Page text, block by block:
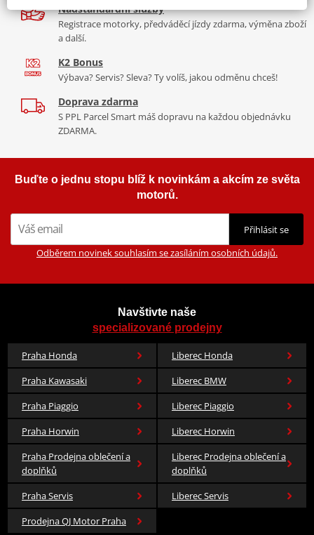
Cena za pár včetně montážní sady.
Nadstandardní služby
Registrace motorky, předváděcí jízdy zdarma, výměna zboží
a další.
K2 Bonus
Výbava? Servis? Sleva? Ty volíš, jakou odměnu chceš!
Doprava zdarma
S PPL Parcel Smart máš dopravu na každou objednávku
ZDARMA.
Buďte o jednu stopu blíž k novinkám a akcím ze světa
motorů.
Přihlásit se
Odběrem novinek souhlasím se zasíláním osobních údajů.
Navštivte naše
specializované prodejny
Praha Honda
Liberec Honda
Praha Kawasaki
Liberec BMW
Praha Piaggio
Liberec Piaggio
Praha Horwin
Liberec Horwin
Praha Prodejna oblečení a
doplňků
Liberec Prodejna oblečení a
doplňků
Praha Servis
Liberec Servis
Prodejna QJ Motor Praha